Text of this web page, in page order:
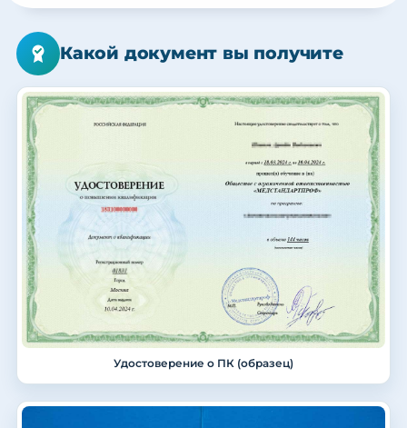
Какой документ вы получите
Удостоверение о ПК (образец)